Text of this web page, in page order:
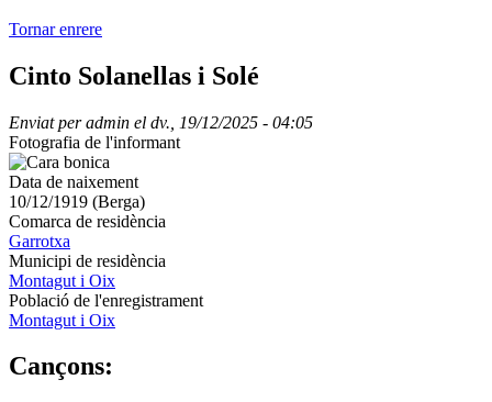
Tornar enrere
Cinto Solanellas i Solé
Enviat peradmin el dv., 19/12/2025 - 04:05
Fotografia de l'informant
Imatge
Data de naixement
10/12/1919 (Berga)
Comarca de residència
Garrotxa
Municipi de residència
Montagut i Oix
Població de l'enregistrament
Montagut i Oix
Cançons: